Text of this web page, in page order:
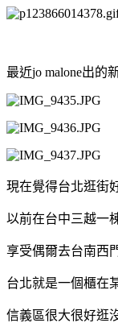
最近jo malone出的
現在覺得台北逛街
以前在台中三越一
享受偶爾去台南西
台北就是一個櫃在
信義區很大很好逛